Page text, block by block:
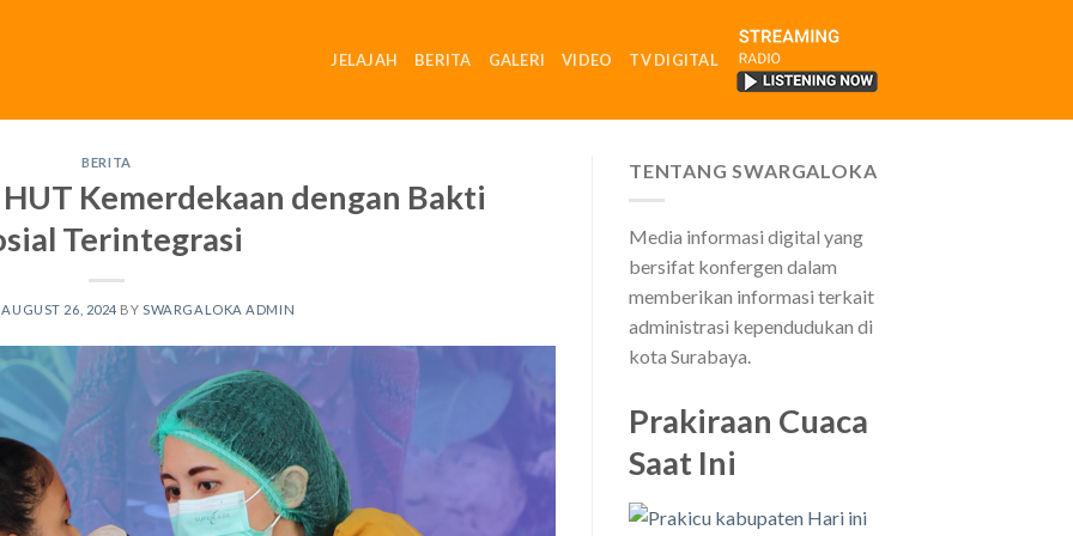
JELAJAH BERITA GALERI VIDEO TV DIGITAL RADIO
BERITA
Kemerdekaan dengan Bakti
Terintegrasi
AUGUST 26, 2024 BY SWARGALOKA ADMIN
TENTANG SWARGALOKA
Media informasi digital yang
bersifat konfergen dalam
memberikan informasi terkait
administrasi kependudukan di
kota Surabaya.
Prakiraan Cuaca
Saat Ini